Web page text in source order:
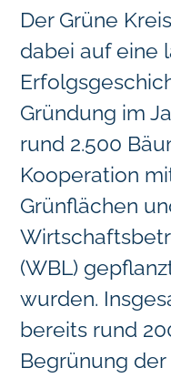
Der Grüne
dabei auf eine
Gründung im
rund 2.500
Kooperation
Grünflächen
(WBL)
wurden.
bereits rund
Begrünung